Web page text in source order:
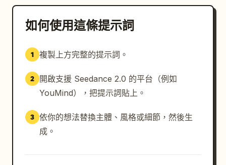
如何使用這條提示詞
1 複製上方完整的提示詞。
2
開啟支援 Seedance 2.0 的平台（例如
YouMind），把提示詞貼上。
3 依你的想法替換主體、風格或細節，然後生
成。